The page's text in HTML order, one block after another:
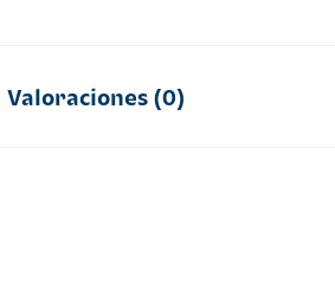
Valoraciones (0)